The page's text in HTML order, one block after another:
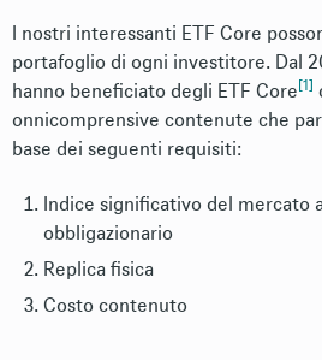
I nostri interessanti ETF Core
portafoglio di ogni investitore. Dal
hanno beneficiato degli ETF Core [1]
onnicomprensive contenute che
base dei seguenti requisiti:
Indice significativo del mercato
obbligazionario
Replica fisica
Costo contenuto